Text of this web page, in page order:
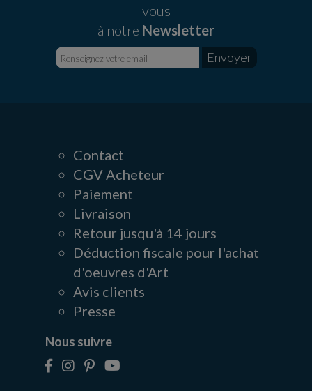
vous
à notre Newsletter
Contact
CGV Acheteur
Paiement
Livraison
Retour jusqu'à 14 jours
Déduction fiscale pour l'achat
d'oeuvres d'Art
Avis clients
Presse
Nous suivre